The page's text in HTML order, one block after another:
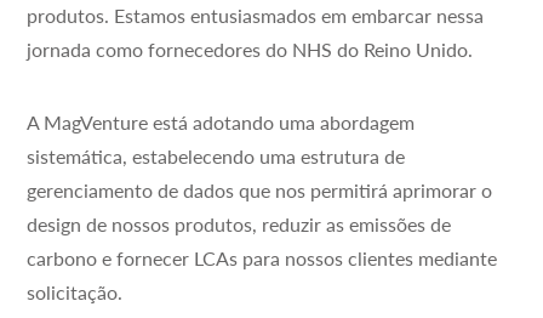
produtos. Estamos entusiasmados em embarcar nessa
jornada como fornecedores do NHS do Reino Unido.
A MagVenture está adotando uma abordagem
sistemática, estabelecendo uma estrutura de
gerenciamento de dados que nos permitirá aprimorar o
design de nossos produtos, reduzir as emissões de
carbono e fornecer LCAs para nossos clientes mediante
solicitação.